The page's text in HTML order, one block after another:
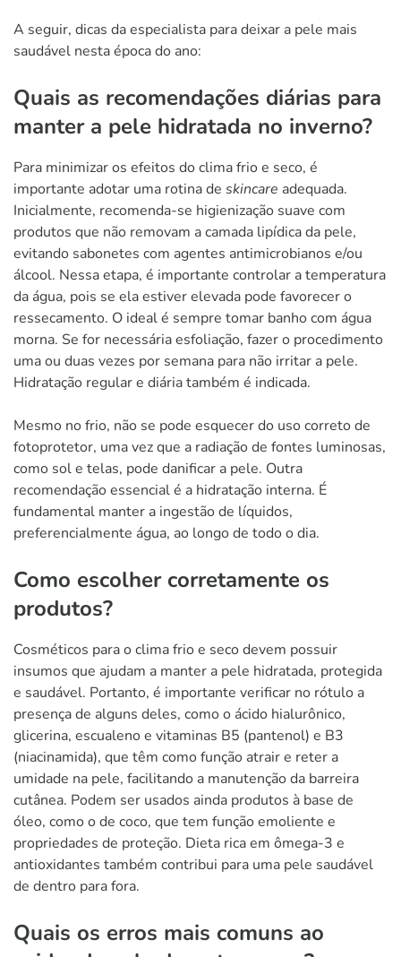
A seguir, dicas da especialista para deixar a pele mais
saudável nesta época do ano:
Quais as recomendações diárias para
manter a pele hidratada no inverno?
Para minimizar os efeitos do clima frio e seco, é
importante adotar uma rotina de skincare adequada.
Inicialmente, recomenda-se higienização suave com
produtos que não removam a camada lipídica da pele,
evitando sabonetes com agentes antimicrobianos e/ou
álcool. Nessa etapa, é importante controlar a temperatura
da água, pois se ela estiver elevada pode favorecer o
ressecamento. O ideal é sempre tomar banho com água
morna. Se for necessária esfoliação, fazer o procedimento
uma ou duas vezes por semana para não irritar a pele.
Hidratação regular e diária também é indicada.
Mesmo no frio, não se pode esquecer do uso correto de
fotoprotetor, uma vez que a radiação de fontes luminosas,
como sol e telas, pode danificar a pele. Outra
recomendação essencial é a hidratação interna. É
fundamental manter a ingestão de líquidos,
preferencialmente água, ao longo de todo o dia.
Como escolher corretamente os
produtos?
Cosméticos para o clima frio e seco devem possuir
insumos que ajudam a manter a pele hidratada, protegida
e saudável. Portanto, é importante verificar no rótulo a
presença de alguns deles, como o ácido hialurônico,
glicerina, escualeno e vitaminas B5 (pantenol) e B3
(niacinamida), que têm como função atrair e reter a
umidade na pele, facilitando a manutenção da barreira
cutânea. Podem ser usados ainda produtos à base de
óleo, como o de coco, que tem função emoliente e
propriedades de proteção. Dieta rica em ômega-3 e
antioxidantes também contribui para uma pele saudável
de dentro para fora.
Quais os erros mais comuns ao